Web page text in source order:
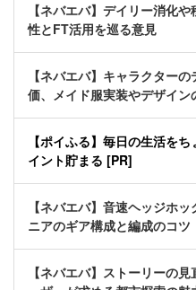
【ネバエバ】デイリー消化
性とFT活用を巡る意見
【ネバエバ】キャラクター
価、メイド服実装やデザイ
【ポイふる】毎日の生活を
イント貯まる [PR]
【ネバエバ】音速ヘッジホ
ニアのギア構成と編成のコツ
【ネバエバ】ストーリーの